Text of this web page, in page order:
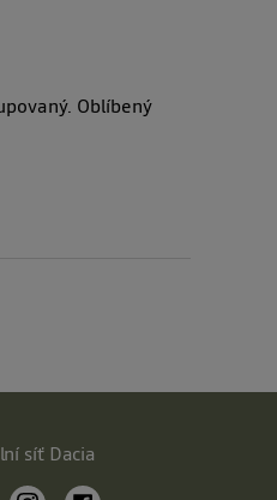
Oblíbený
síť Dacia